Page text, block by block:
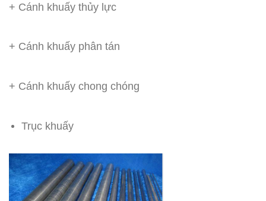
+ Cánh khuấy thủy lực
+ Cánh khuấy phân tán
+ Cánh khuấy chong chóng
Trục khuấy